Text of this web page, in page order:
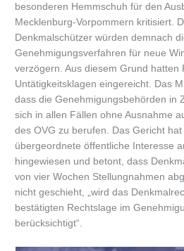
besonderen Hemmschuh für den
Mecklenburg-Vorpommern kritisiert.
Denkmalschützer würden demnach
Genehmigungsverfahren für neue
verzögern. Aus diesem Grund hatten
Untätigkeitsklagen eingereicht. Das
dass die Genehmigungsbehörden in
sich in allen Fällen ohne Ausnahme
des OVG zu berufen. Das Gericht
übergeordnete öffentliche Interesse
hingewiesen und betont, dass
von vier Wochen Stellungnahmen
nicht geschieht, „wird das
bestätigten Rechtslage im
berücksichtigt“.